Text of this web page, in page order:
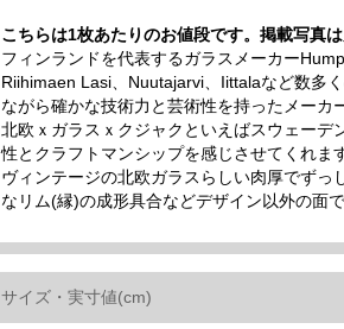
こちらは1枚あたりのお値段です。掲載写真
フィンランドを代表するガラスメーカー
Riihimaen Lasi、Nuutajarvi、Iittalaなど数多
ながら確かな技術力と芸術性を持ったメーカ
北欧ｘガラスｘクジャクといえばスウェー
性とクラフトマンシップを感じさせてくれます
ヴィンテージの北欧ガラスらしい肉厚でず
なリム(縁)の成形具合などデザイン以外の面
サイズ・実寸値(cm)